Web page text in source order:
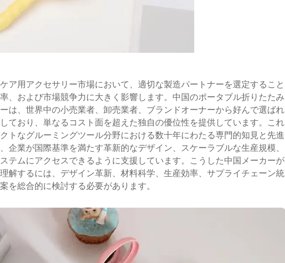
ア用アクセサリー市場において、適切な製造パートナーを選定すること
、および市場競争力に大きく影響します。中国のポータブル折りたたみ
は、世界中の小売業者、卸売業者、ブランドオーナーから好んで選ばれ
ており、単なるコスト面を超えた独自の優位性を提供しています。これ
トなグルーミングツール分野における数十年にわたる専門的知見と先進
企業が国際基準を満たす革新的なデザイン、スケーラブルな生産規模、
テムにアクセスできるように支援しています。こうした中国メーカーが
解するには、デザイン革新、材料科学、生産効率、サプライチェーン統
を総合的に検討する必要があります。